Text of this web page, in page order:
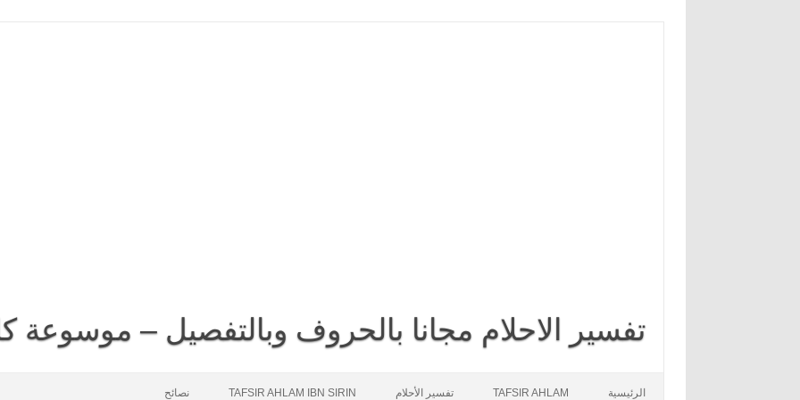
تفسير الاحلام مجانا بالحروف وبالتفصيل – موسوعة
الرئيسية TAFSIR AHLAM تفسير الأحلام TAFSIR AHLAM IBN SIRIN نصائح